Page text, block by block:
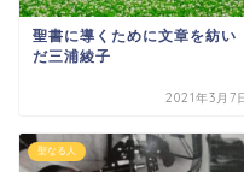
聖書に導くために文章を紡い
だ三浦綾子
2021年3月7
聖なる人